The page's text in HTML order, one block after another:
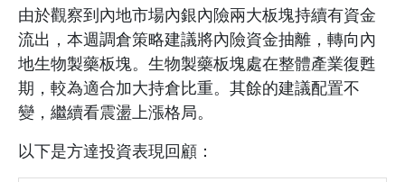
由於觀察到內地市場內銀內險兩大板塊持續有資金
流出，本週調倉策略建議將內險資金抽離，轉向內
地生物製藥板塊。生物製藥板塊處在整體產業復甦
期，較為適合加大持倉比重。其餘的建議配置不
變，繼續看震盪上漲格局。
以下是方達投資表現回顧：